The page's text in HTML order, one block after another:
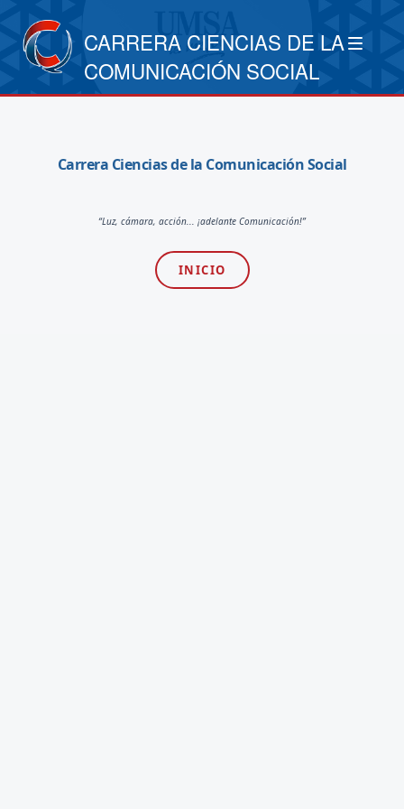
CARRERA CIENCIAS DE LA
COMUNICACIÓN SOCIAL
Carrera Ciencias de la Comunicación Social
“Luz, cámara, acción... ¡adelante Comunicación!”
INICIO